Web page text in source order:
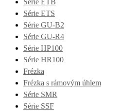
Série ETB
Série ETS
Série GU-B2
Série GU-R4
Série HP100
Série HR100
Frézka
Frézka s rámovým úhlem
Série SMR
Série SSF